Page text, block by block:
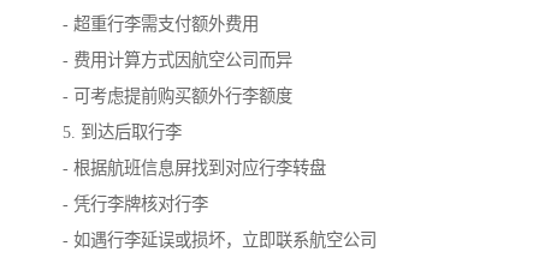
- 超重行李需支付额外费用
- 费用计算方式因航空公司而异
- 可考虑提前购买额外行李额度
5. 到达后取行李
- 根据航班信息屏找到对应行李转盘
- 凭行李牌核对行李
- 如遇行李延误或损坏，立即联系航空公司